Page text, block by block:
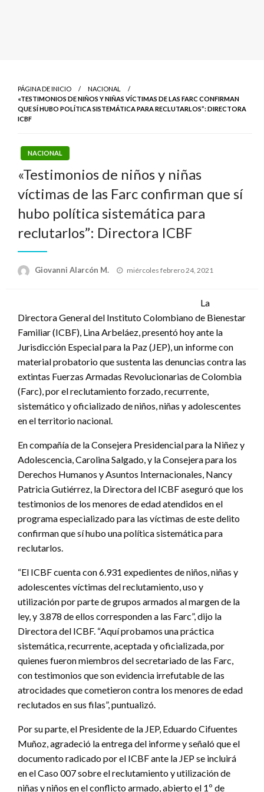
PÁGINA DE INICIO
NACIONAL
«TESTIMONIOS DE NIÑOS Y NIÑAS VÍCTIMAS DE LAS FARC CONFIRMAN
QUE SÍ HUBO POLÍTICA SISTEMÁTICA PARA RECLUTARLOS”: DIRECTORA
ICBF
NACIONAL
«Testimonios de niños y niñas
víctimas de las Farc confirman que sí
hubo política sistemática para
reclutarlos”: Directora ICBF
Giovanni Alarcón M.
Publicado
miércoles febrero 24, 2021
La
Directora General del Instituto Colombiano de Bienestar
Familiar (ICBF), Lina Arbeláez, presentó hoy ante la
Jurisdicción Especial para la Paz (JEP), un informe con
material probatorio que sustenta las denuncias contra las
extintas Fuerzas Armadas Revolucionarias de Colombia
(Farc), por el reclutamiento forzado, recurrente,
sistemático y oficializado de niños, niñas y adolescentes
en el territorio nacional.
En compañía de la Consejera Presidencial para la Niñez y
Adolescencia, Carolina Salgado, y la Consejera para los
Derechos Humanos y Asuntos Internacionales, Nancy
Patricia Gutiérrez, la Directora del ICBF aseguró que los
testimonios de los menores de edad atendidos en el
programa especializado para las víctimas de este delito
confirman que sí hubo una política sistemática para
reclutarlos.
“El ICBF cuenta con 6.931 expedientes de niños, niñas y
adolescentes víctimas del reclutamiento, uso y
utilización por parte de grupos armados al margen de la
ley, y 3.878 de ellos corresponden a las Farc”, dijo la
Directora del ICBF. “Aquí probamos una práctica
sistemática, recurrente, aceptada y oficializada, por
quienes fueron miembros del secretariado de las Farc,
con testimonios que son evidencia irrefutable de las
atrocidades que cometieron contra los menores de edad
reclutados en sus filas”, puntualizó.
Por su parte, el Presidente de la JEP, Eduardo Cifuentes
Muñoz, agradeció la entrega del informe y señaló que el
documento radicado por el ICBF ante la JEP se incluirá
en el Caso 007 sobre el reclutamiento y utilización de
niñas y niños en el conflicto armado, abierto el 1º de